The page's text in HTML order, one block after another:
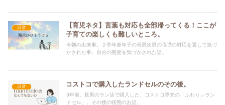
日常
【育児ネタ】言葉も対応も全部帰ってくる！ここが
子育ての楽しくも難しいところ。
今朝の出来事。２学年差年子の長男次男の喧嘩の対応を通して気づ
かされた事。自分の態度を気づかされた話。
日常 コストコで購入したランドセルのその後。
3年前、長男のラン活で購入した、コストコ専売の「ふわりぃラン
ドセル」。その後の状態のお話。